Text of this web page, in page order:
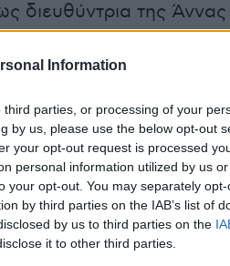
Information
parties, or processing of your
by us, please use the below opt-out
your opt-out request is processed
personal information utilized by us
your opt-out. You may separately
by third parties on the IAB’s list of
by us to third parties on the
it to other third parties.
διευθύντρια της Άννας